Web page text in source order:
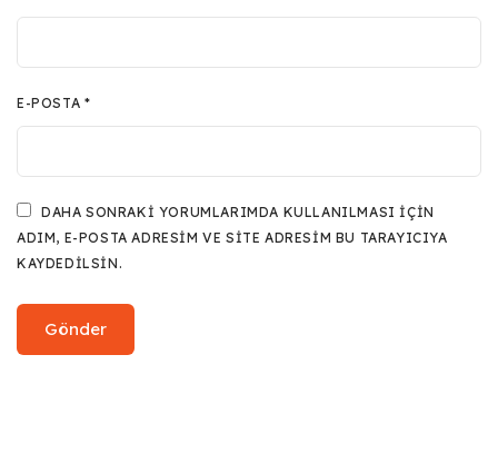
E-POSTA *
DAHA SONRAKI YORUMLARIMDA KULLANILMASI IÇIN
ADIM, E-POSTA ADRESIM VE SITE ADRESIM BU TARAYICIYA
KAYDEDILSIN.